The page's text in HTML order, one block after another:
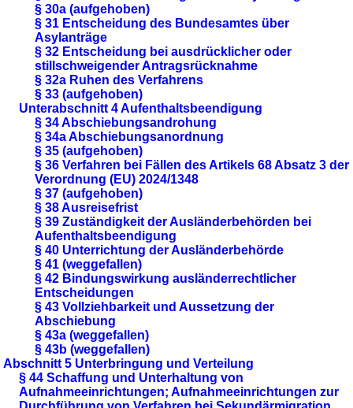
§ 30a (aufgehoben)
§ 31 Entscheidung des Bundesamtes über
Asylanträge
§ 32 Entscheidung bei ausdrücklicher oder
stillschweigender Antragsrücknahme
§ 32a Ruhen des Verfahrens
§ 33 (aufgehoben)
Unterabschnitt 4 Aufenthaltsbeendigung
§ 34 Abschiebungsandrohung
§ 34a Abschiebungsanordnung
§ 35 (aufgehoben)
§ 36 Verfahren bei Fällen des Artikels 68 Absatz 3 der
Verordnung (EU) 2024/1348
§ 37 (aufgehoben)
§ 38 Ausreisefrist
§ 39 Zuständigkeit der Ausländerbehörden bei
Aufenthaltsbeendigung
§ 40 Unterrichtung der Ausländerbehörde
§ 41 (weggefallen)
§ 42 Bindungswirkung ausländerrechtlicher
Entscheidungen
§ 43 Vollziehbarkeit und Aussetzung der
Abschiebung
§ 43a (weggefallen)
§ 43b (weggefallen)
Abschnitt 5 Unterbringung und Verteilung
§ 44 Schaffung und Unterhaltung von
Aufnahmeeinrichtungen; Aufnahmeeinrichtungen zur